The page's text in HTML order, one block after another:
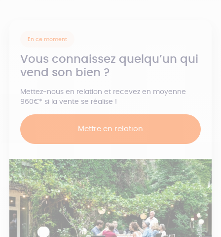
En ce moment
Vous connaissez quelqu’un qui
vend son bien ?
Mettez-nous en relation et recevez en moyenne
960€* si la vente se réalise !
Mettre en relation